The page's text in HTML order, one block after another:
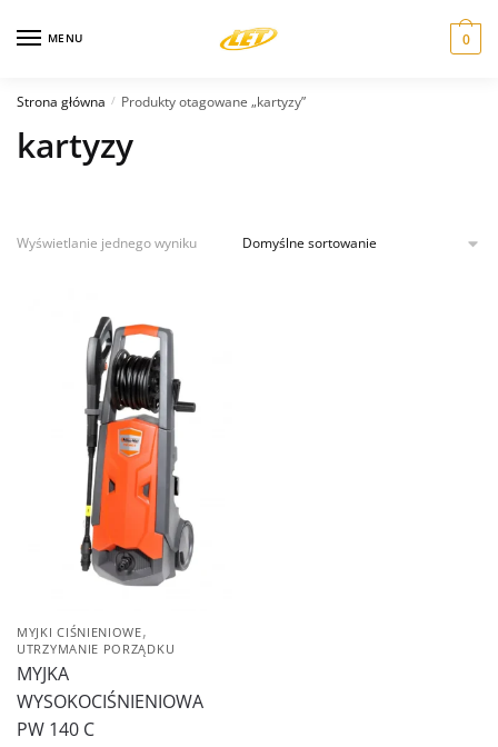
MENU 0
Strona główna / Produkty otagowane „kartyzy”
kartyzy
Wyświetlanie jednego wyniku
MYJKI CIŚNIENIOWE,
UTRZYMANIE PORZĄDKU
MYJKA
WYSOKOCIŚNIENIOWA
PW 140 C